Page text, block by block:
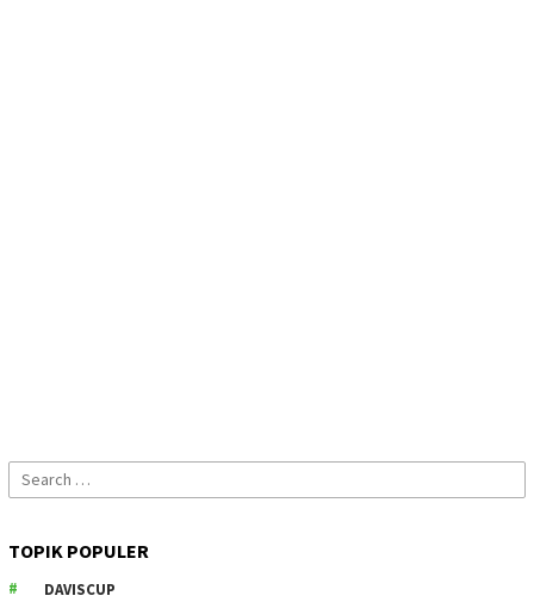
Search
for:
TOPIK POPULER
DAVISCUP